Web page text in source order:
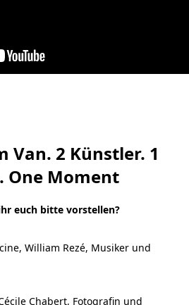
Van. 2 Künstler. 1
One Moment
euch bitte vorstellen?
William Rezé, Musiker und
Chabert, Fotografin und